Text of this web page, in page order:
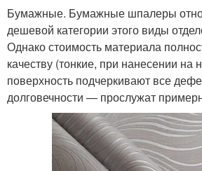
Бумажные. Бумажные шпалеры
дешевой категории этого виды
Однако стоимость материала
качеству (тонкие, при нанесении на
поверхность подчеркивают все
долговечности — прослужат